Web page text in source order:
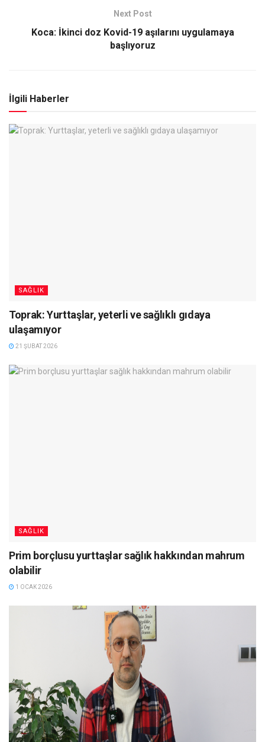
Next Post
Koca: İkinci doz Kovid-19 aşılarını uygulamaya
başlıyoruz
İlgili Haberler
SAĞLIK
Toprak: Yurttaşlar, yeterli ve sağlıklı gıdaya
ulaşamıyor
21 ŞUBAT 2026
SAĞLIK
Prim borçlusu yurttaşlar sağlık hakkından mahrum
olabilir
1 OCAK 2026